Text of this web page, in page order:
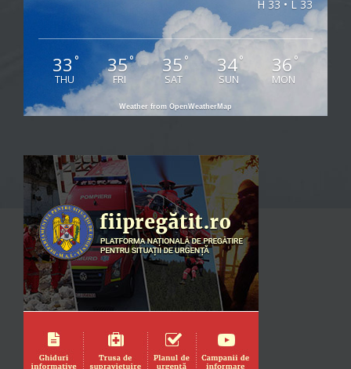
H 33 • L 33
33 °
THU
35°
FRI
35°
SAT
34°
SUN
36 °
MON
Weather from OpenWeatherMap